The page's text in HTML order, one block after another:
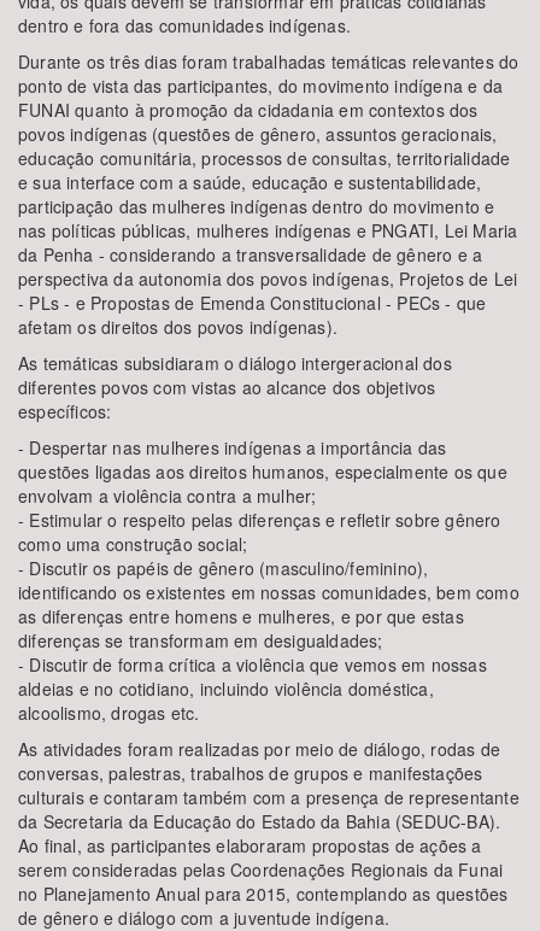
dentro e fora das comunidades indígenas.
Durante os três dias foram trabalhadas temáticas relevantes do
ponto de vista das participantes, do movimento indígena e da
FUNAI quanto à promoção da cidadania em contextos dos
povos indígenas (questões de gênero, assuntos geracionais,
educação comunitária, processos de consultas, territorialidade
e sua interface com a saúde, educação e sustentabilidade,
participação das mulheres indígenas dentro do movimento e
nas políticas públicas, mulheres indígenas e PNGATI, Lei Maria
da Penha - considerando a transversalidade de gênero e a
perspectiva da autonomia dos povos indígenas, Projetos de Lei
- PLs - e Propostas de Emenda Constitucional - PECs - que
afetam os direitos dos povos indígenas).
As temáticas subsidiaram o diálogo intergeracional dos
diferentes povos com vistas ao alcance dos objetivos
específicos:
- Despertar nas mulheres indígenas a importância das
questões ligadas aos direitos humanos, especialmente os que
envolvam a violência contra a mulher;
- Estimular o respeito pelas diferenças e refletir sobre gênero
como uma construção social;
- Discutir os papéis de gênero (masculino/feminino),
identificando os existentes em nossas comunidades, bem como
as diferenças entre homens e mulheres, e por que estas
diferenças se transformam em desigualdades;
- Discutir de forma crítica a violência que vemos em nossas
aldeias e no cotidiano, incluindo violência doméstica,
alcoolismo, drogas etc.
As atividades foram realizadas por meio de diálogo, rodas de
conversas, palestras, trabalhos de grupos e manifestações
culturais e contaram também com a presença de representante
da Secretaria da Educação do Estado da Bahia (SEDUC-BA).
Ao final, as participantes elaboraram propostas de ações a
serem consideradas pelas Coordenações Regionais da Funai
no Planejamento Anual para 2015, contemplando as questões
de gênero e diálogo com a juventude indígena.